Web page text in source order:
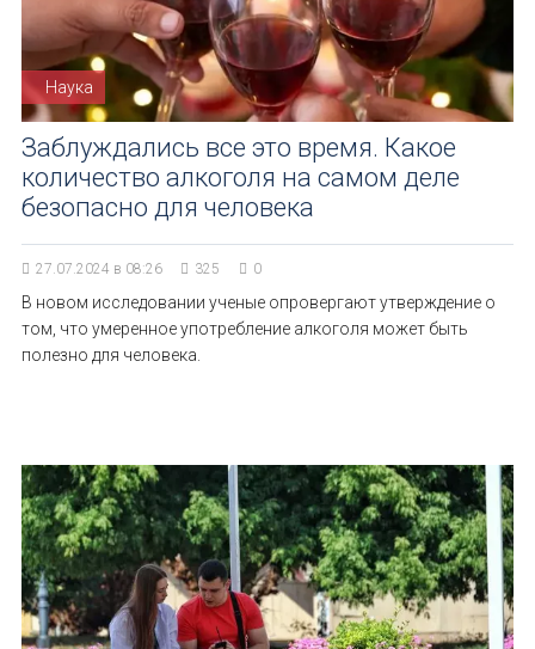
Наука
Заблуждались все это время. Какое
количество алкоголя на самом деле
безопасно для человека
27.07.2024 в 08:26 325 0
В новом исследовании ученые опровергают утверждение о
том, что умеренное употребление алкоголя может быть
полезно для человека.